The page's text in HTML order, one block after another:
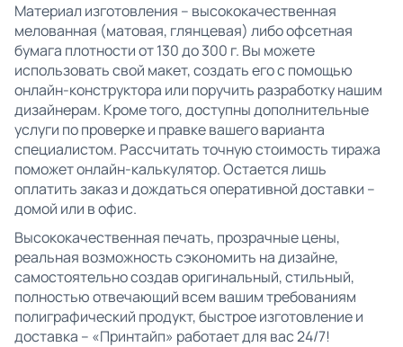
Материал изготовления – высококачественная
мелованная (матовая, глянцевая) либо офсетная
бумага плотности от 130 до 300 г. Вы можете
использовать свой макет, создать его с помощью
онлайн-конструктора или поручить разработку нашим
дизайнерам. Кроме того, доступны дополнительные
услуги по проверке и правке вашего варианта
специалистом. Рассчитать точную стоимость тиража
поможет онлайн-калькулятор. Остается лишь
оплатить заказ и дождаться оперативной доставки –
домой или в офис.
Высококачественная печать, прозрачные цены,
реальная возможность сэкономить на дизайне,
самостоятельно создав оригинальный, стильный,
полностью отвечающий всем вашим требованиям
полиграфический продукт, быстрое изготовление и
доставка – «Принтайп» работает для вас 24/7!